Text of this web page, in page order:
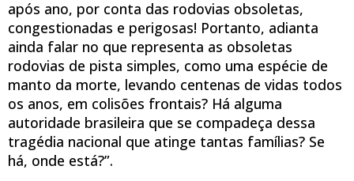
após ano, por conta das rodovias obsoletas,
congestionadas e perigosas! Portanto, adianta
ainda falar no que representa as obsoletas
rodovias de pista simples, como uma espécie de
manto da morte, levando centenas de vidas todos
os anos, em colisões frontais? Há alguma
autoridade brasileira que se compadeça dessa
tragédia nacional que atinge tantas famílias? Se
há, onde está?”.